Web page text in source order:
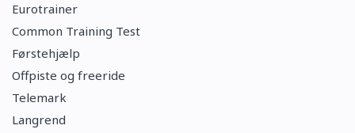
Eurotrainer
Common Training Test
Førstehjælp
Offpiste og freeride
Telemark
Langrend